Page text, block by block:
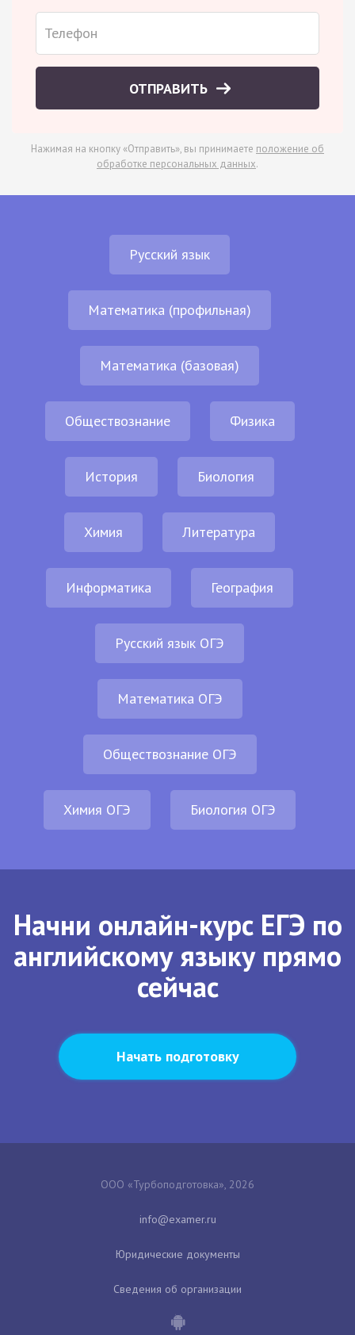
ОТПРАВИТЬ
Нажимая на кнопку «Отправить», вы принимаете положение об
обработке персональных данных.
Русский язык
Математика (профильная)
Математика (базовая)
Обществознание Физика
История Биология
Химия Литература
Информатика География
Русский язык ОГЭ
Математика ОГЭ
Обществознание ОГЭ
Химия ОГЭ Биология ОГЭ
Начни онлайн-курс ЕГЭ по
английскому языку прямо
сейчас
Начать подготовку
ООО «Турбоподготовка», 2026
Юридические документы
Сведения об организации